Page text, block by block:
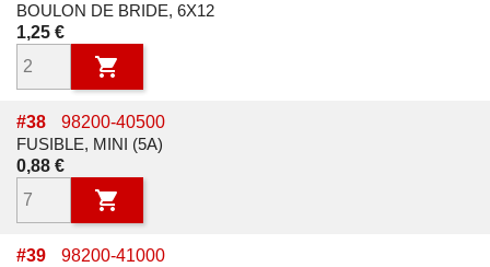
BOULON DE BRIDE, 6X12
Prix
1,25 €

#38
98200-40500
FUSIBLE, MINI (5A)
Prix
0,88 €

#39
98200-41000